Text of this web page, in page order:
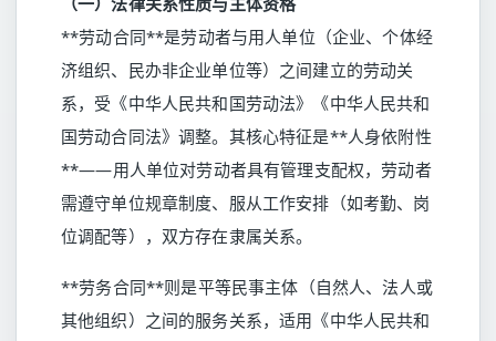
**劳动合同**是劳动者与用人单位（企业、个体经
济组织、民办非企业单位等）之间建立的劳动关
系，受《中华人民共和国劳动法》《中华人民共和
国劳动合同法》调整。其核心特征是**人身依附性
**——用人单位对劳动者具有管理支配权，劳动者
需遵守单位规章制度、服从工作安排（如考勤、岗
位调配等），双方存在隶属关系。
**劳务合同**则是平等民事主体（自然人、法人或
其他组织）之间的服务关系，适用《中华人民共和